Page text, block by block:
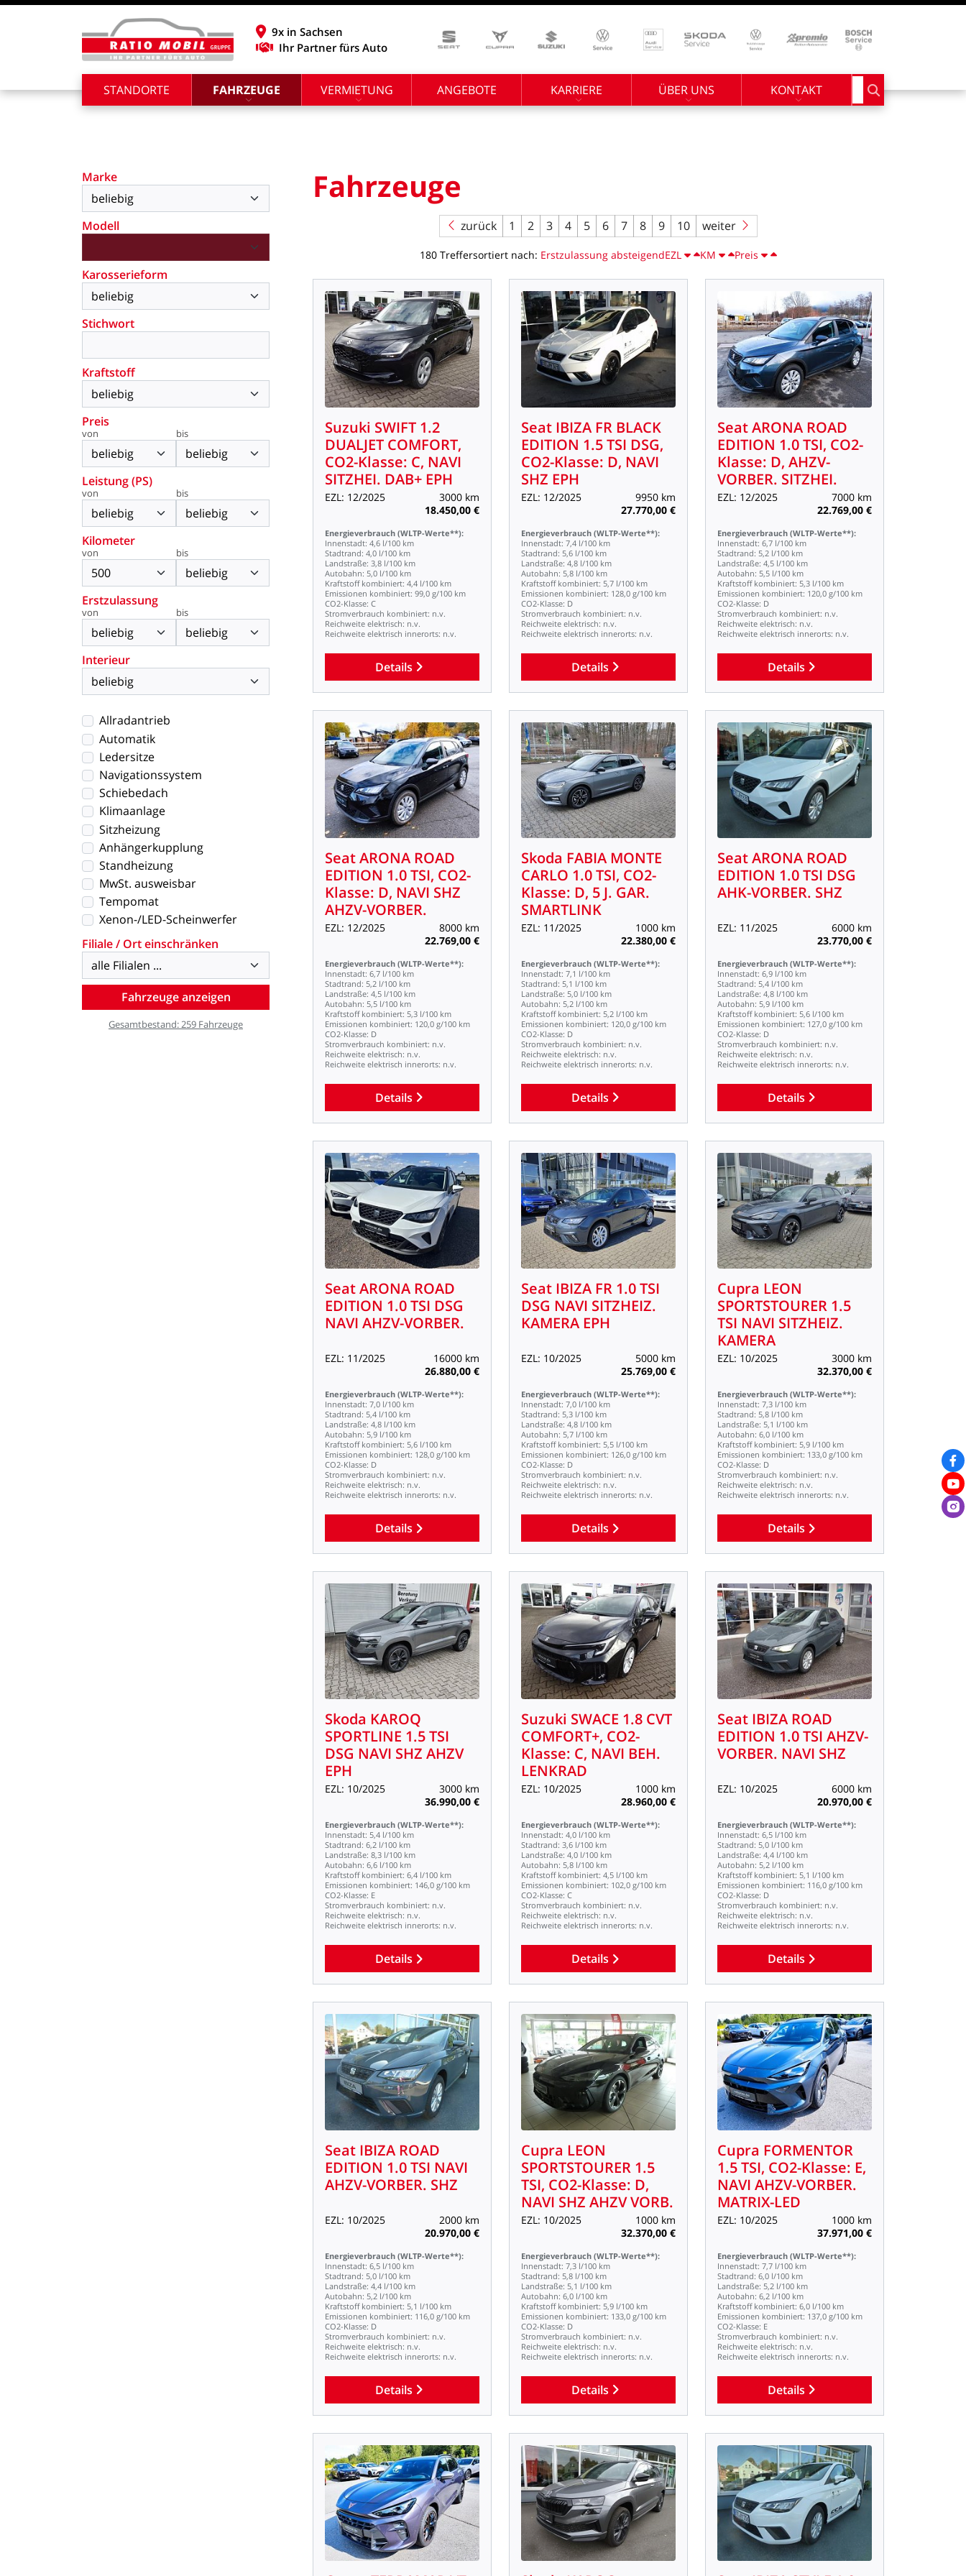
9x in Sachsen
Ihr Partner fürs Auto
STANDORTE FAHRZEUGE VERMIETUNG ANGEBOTE KARRIERE ÜBER UNS KONTAKT Suchbegriff
Marke
Modell
Karosserieform
Stichwort
Kraftstoff
Preis
von bis
Leistung (PS)
von bis
Kilometer
von bis
Erstzulassung
von bis
Interieur
Allradantrieb
Automatik
Ledersitze
Navigationssystem
Schiebedach
Klimaanlage
Sitzheizung
Anhängerkupplung
Standheizung
MwSt. ausweisbar
Tempomat
Xenon-/LED-Scheinwerfer
Filiale / Ort einschränken
Gesamtbestand:259 Fahrzeuge
Fahrzeuge
zurück 1 2 3 4 5 6 7 8 9 10 weiter
180 Treffersortiert nach: Erstzulassung absteigendEZL KM Preis
Suzuki SWIFT 1.2
DUALJET COMFORT,
CO2-Klasse: C, NAVI
SITZHEI. DAB+ EPH
EZL: 12/2025 3000 km
18.450,00 €
Energieverbrauch (WLTP-Werte**):
Innenstadt: 4,6 l/100 km
Stadtrand: 4,0 l/100 km
Landstraße: 3,8 l/100 km
Autobahn: 5,0 l/100 km
Kraftstoff kombiniert: 4,4 l/100 km
Emissionen kombiniert: 99,0 g/100 km
CO2-Klasse: C
Stromverbrauch kombiniert: n.v.
Reichweite elektrisch: n.v.
Reichweite elektrisch innerorts: n.v.
Details
Seat IBIZA FR BLACK
EDITION 1.5TSI DSG,
CO2-Klasse: D, NAVI
SHZ EPH
EZL: 12/2025 9950 km
27.770,00 €
Energieverbrauch (WLTP-Werte**):
Innenstadt: 7,4 l/100 km
Stadtrand: 5,6 l/100 km
Landstraße: 4,8 l/100 km
Autobahn: 5,8 l/100 km
Kraftstoff kombiniert: 5,7 l/100 km
Emissionen kombiniert: 128,0 g/100 km
CO2-Klasse: D
Stromverbrauch kombiniert: n.v.
Reichweite elektrisch: n.v.
Reichweite elektrisch innerorts: n.v.
Details
SeatARONA ROAD
EDITION 1.0TSI, CO2-
Klasse: D, AHZV-
VORBER. SITZHEI.
EZL: 12/2025 7000 km
22.769,00 €
Energieverbrauch (WLTP-Werte**):
Innenstadt: 6,7 l/100 km
Stadtrand: 5,2 l/100 km
Landstraße: 4,5 l/100 km
Autobahn: 5,5 l/100 km
Kraftstoff kombiniert: 5,3 l/100 km
Emissionen kombiniert: 120,0 g/100 km
CO2-Klasse: D
Stromverbrauch kombiniert: n.v.
Reichweite elektrisch: n.v.
Reichweite elektrisch innerorts: n.v.
Details
SeatARONA ROAD
EDITION 1.0TSI, CO2-
Klasse: D, NAVI SHZ
AHZV-VORBER.
EZL: 12/2025 8000 km
22.769,00 €
Energieverbrauch (WLTP-Werte**):
Innenstadt: 6,7 l/100 km
Stadtrand: 5,2 l/100 km
Landstraße: 4,5 l/100 km
Autobahn: 5,5 l/100 km
Kraftstoff kombiniert: 5,3 l/100 km
Emissionen kombiniert: 120,0 g/100 km
CO2-Klasse: D
Stromverbrauch kombiniert: n.v.
Reichweite elektrisch: n.v.
Reichweite elektrisch innerorts: n.v.
Details
Skoda FABIA MONTE
CARLO 1.0TSI, CO2-
Klasse: D, 5 J. GAR.
SMARTLINK
EZL: 11/2025 1000 km
22.380,00 €
Energieverbrauch (WLTP-Werte**):
Innenstadt: 7,1 l/100 km
Stadtrand: 5,1 l/100 km
Landstraße: 5,0 l/100 km
Autobahn: 5,2 l/100 km
Kraftstoff kombiniert: 5,2 l/100 km
Emissionen kombiniert: 120,0 g/100 km
CO2-Klasse: D
Stromverbrauch kombiniert: n.v.
Reichweite elektrisch: n.v.
Reichweite elektrisch innerorts: n.v.
Details
SeatARONA ROAD
EDITION 1.0TSI DSG
AHK-VORBER. SHZ
EZL: 11/2025 6000 km
23.770,00 €
Energieverbrauch (WLTP-Werte**):
Innenstadt: 6,9 l/100 km
Stadtrand: 5,4 l/100 km
Landstraße: 4,8 l/100 km
Autobahn: 5,9 l/100 km
Kraftstoff kombiniert: 5,6 l/100 km
Emissionen kombiniert: 127,0 g/100 km
CO2-Klasse: D
Stromverbrauch kombiniert: n.v.
Reichweite elektrisch: n.v.
Reichweite elektrisch innerorts: n.v.
Details
SeatARONA ROAD
EDITION 1.0TSI DSG
NAVI AHZV-VORBER.
EZL: 11/2025 16000 km
26.880,00 €
Energieverbrauch (WLTP-Werte**):
Innenstadt: 7,0 l/100 km
Stadtrand: 5,4 l/100 km
Landstraße: 4,8 l/100 km
Autobahn: 5,9 l/100 km
Kraftstoff kombiniert: 5,6 l/100 km
Emissionen kombiniert: 128,0 g/100 km
CO2-Klasse: D
Stromverbrauch kombiniert: n.v.
Reichweite elektrisch: n.v.
Reichweite elektrisch innerorts: n.v.
Details
Seat IBIZA FR 1.0TSI
DSG NAVI SITZHEIZ.
KAMERA EPH
EZL: 10/2025 5000 km
25.769,00 €
Energieverbrauch (WLTP-Werte**):
Innenstadt: 7,0 l/100 km
Stadtrand: 5,3 l/100 km
Landstraße: 4,8 l/100 km
Autobahn: 5,7 l/100 km
Kraftstoff kombiniert: 5,5 l/100 km
Emissionen kombiniert: 126,0 g/100 km
CO2-Klasse: D
Stromverbrauch kombiniert: n.v.
Reichweite elektrisch: n.v.
Reichweite elektrisch innerorts: n.v.
Details
Cupra LEON
SPORTSTOURER 1.5
TSI NAVI SITZHEIZ.
KAMERA
EZL: 10/2025 3000 km
32.370,00 €
Energieverbrauch (WLTP-Werte**):
Innenstadt: 7,3 l/100 km
Stadtrand: 5,8 l/100 km
Landstraße: 5,1 l/100 km
Autobahn: 6,0 l/100 km
Kraftstoff kombiniert: 5,9 l/100 km
Emissionen kombiniert: 133,0 g/100 km
CO2-Klasse: D
Stromverbrauch kombiniert: n.v.
Reichweite elektrisch: n.v.
Reichweite elektrisch innerorts: n.v.
Details
Skoda KAROQ
SPORTLINE 1.5TSI
DSG NAVI SHZ AHZV
EPH
EZL: 10/2025 3000 km
36.990,00 €
Energieverbrauch (WLTP-Werte**):
Innenstadt: 5,4 l/100 km
Stadtrand: 6,2 l/100 km
Landstraße: 8,3 l/100 km
Autobahn: 6,6 l/100 km
Kraftstoff kombiniert: 6,4 l/100 km
Emissionen kombiniert: 146,0 g/100 km
CO2-Klasse: E
Stromverbrauch kombiniert: n.v.
Reichweite elektrisch: n.v.
Reichweite elektrisch innerorts: n.v.
Details
Suzuki SWACE 1.8 CVT
COMFORT+, CO2-
Klasse: C, NAVI BEH.
LENKRAD
EZL: 10/2025 1000 km
28.960,00 €
Energieverbrauch (WLTP-Werte**):
Innenstadt: 4,0 l/100 km
Stadtrand: 3,6 l/100 km
Landstraße: 4,0 l/100 km
Autobahn: 5,8 l/100 km
Kraftstoff kombiniert: 4,5 l/100 km
Emissionen kombiniert: 102,0 g/100 km
CO2-Klasse: C
Stromverbrauch kombiniert: n.v.
Reichweite elektrisch: n.v.
Reichweite elektrisch innerorts: n.v.
Details
Seat IBIZA ROAD
EDITION 1.0TSI AHZV-
VORBER. NAVI SHZ
EZL: 10/2025 6000 km
20.970,00 €
Energieverbrauch (WLTP-Werte**):
Innenstadt: 6,5 l/100 km
Stadtrand: 5,0 l/100 km
Landstraße: 4,4 l/100 km
Autobahn: 5,2 l/100 km
Kraftstoff kombiniert: 5,1 l/100 km
Emissionen kombiniert: 116,0 g/100 km
CO2-Klasse: D
Stromverbrauch kombiniert: n.v.
Reichweite elektrisch: n.v.
Reichweite elektrisch innerorts: n.v.
Details
Seat IBIZA ROAD
EDITION 1.0TSI NAVI
AHZV-VORBER. SHZ
EZL: 10/2025 2000 km
20.970,00 €
Energieverbrauch (WLTP-Werte**):
Innenstadt: 6,5 l/100 km
Stadtrand: 5,0 l/100 km
Landstraße: 4,4 l/100 km
Autobahn: 5,2 l/100 km
Kraftstoff kombiniert: 5,1 l/100 km
Emissionen kombiniert: 116,0 g/100 km
CO2-Klasse: D
Stromverbrauch kombiniert: n.v.
Reichweite elektrisch: n.v.
Reichweite elektrisch innerorts: n.v.
Details
Cupra LEON
SPORTSTOURER 1.5
TSI, CO2-Klasse: D,
NAVI SHZ AHZVVORB.
EZL: 10/2025 1000 km
32.370,00 €
Energieverbrauch (WLTP-Werte**):
Innenstadt: 7,3 l/100 km
Stadtrand: 5,8 l/100 km
Landstraße: 5,1 l/100 km
Autobahn: 6,0 l/100 km
Kraftstoff kombiniert: 5,9 l/100 km
Emissionen kombiniert: 133,0 g/100 km
CO2-Klasse: D
Stromverbrauch kombiniert: n.v.
Reichweite elektrisch: n.v.
Reichweite elektrisch innerorts: n.v.
Details
Cupra FORMENTOR
1.5TSI, CO2-Klasse: E,
NAVI AHZV-VORBER.
MATRIX-LED
EZL: 10/2025 1000 km
37.971,00 €
Energieverbrauch (WLTP-Werte**):
Innenstadt: 7,7 l/100 km
Stadtrand: 6,0 l/100 km
Landstraße: 5,2 l/100 km
Autobahn: 6,2 l/100 km
Kraftstoff kombiniert: 6,0 l/100 km
Emissionen kombiniert: 137,0 g/100 km
CO2-Klasse: E
Stromverbrauch kombiniert: n.v.
Reichweite elektrisch: n.v.
Reichweite elektrisch innerorts: n.v.
Details